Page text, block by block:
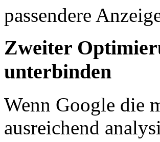
passendere
Zweiter
unterbinden
Wenn Google die
ausreichend